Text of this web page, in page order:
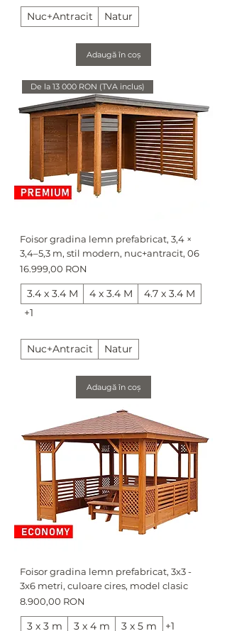
Nuc+Antracit Natur
Adaugă în coș
De la 13 000 RON (TVA inclus)
Foisor gradina lemn prefabricat, 3,4 ×
3,4–5,3 m, stil modern, nuc+antracit, 06
Preț
16.999,00 RON
3.4 x 3.4 M 4 x 3.4 M
4.7 x 3.4 M
+1
Nuc+Antracit Natur
Adaugă în coș
Foisor gradina lemn prefabricat, 3x3 -
3x6 metri, culoare cires, model clasic
Preț
8.900,00 RON
3 x 3 m 3 x 4 m 3 x 5 m +1